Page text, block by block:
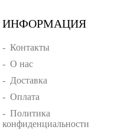
ИНФОРМАЦИЯ
-Контакты
-О нас
- Доставка
-Оплата
-Политика
конфиденциальности